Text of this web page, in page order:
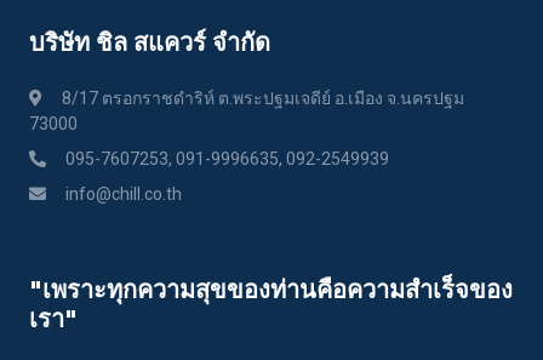
บริษัท ชิล สแควร์ จำกัด
8/17 ตรอกราชดำริห์ ต.พระปฐมเจดีย์ อ.เมือง จ.นครปฐม
73000
095-7607253, 091-9996635, 092-2549939
info@chill.co.th
"เพราะทุกความสุขของท่านคือความสําเร็จของ
เรา"